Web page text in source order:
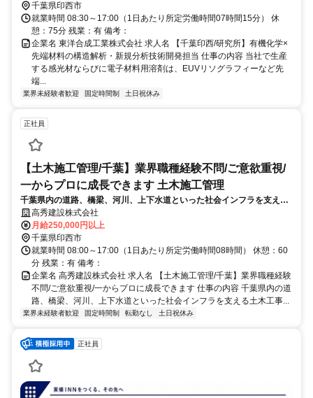
ープで
千葉県印西市
就業時間 08:30～17:00（1日あたり所定労働時間07時間15分） 休
憩：75分 残業：有 備考：
企業名 東洋合成工業株式会社 求人名 【千葉印西/研究所】有機化学×
先端材料の構造解析・新規分析技術開発担当 仕事の内容 当社で生産
する感光材ならびに電子材料用溶剤は、EUVリソグラフィーなど先
端...
業界未経験者歓迎 固定時間制 土日祝休み
正社員
【土木施工管理/千葉】業界職種経験不問/ご意欲重視/
一からプロに成長できます 土木施工管理
千葉県内の道路、橋梁、河川、上下水道といった社会インフラを支える
土木工事の施工管理をお任せします。入社後はまず、工程管理や、工事
の品質を証明する写真管理といった基礎業務を担当します。
高秀建設株式会社
月給250,000円以上
千葉県印西市
就業時間 08:00～17:00（1日あたり所定労働時間08時間） 休憩：60
分 残業：有 備考：
企業名 高秀建設株式会社 求人名 【土木施工管理/千葉】業界職種経験
不問/ご意欲重視/一からプロに成長できます 仕事の内容 千葉県内の道
路、橋梁、河川、上下水道といった社会インフラを支える土木工事...
業界未経験者歓迎 固定時間制 転勤なし 土日祝休み
正社員